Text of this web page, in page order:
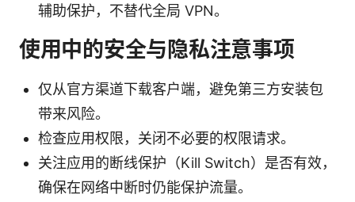
辅助保护，不替代全局 VPN。
使用中的安全与隐私注意事项
仅从官方渠道下载客户端，避免第三方安装包
带来风险。
检查应用权限，关闭不必要的权限请求。
关注应用的断线保护（Kill Switch）是否有效，
确保在网络中断时仍能保护流量。